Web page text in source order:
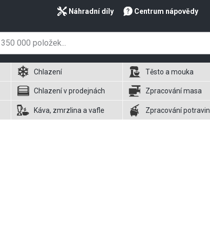
Náhradní díly Centrum nápovědy
Chlazení Těsto a mouka
Chlazení v prodejnách Zpracování masa
Káva, zmrzlina a vafle Zpracování potravin